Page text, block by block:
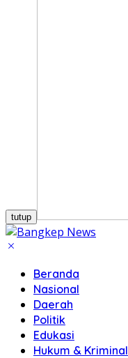
tutup
Beranda
Nasional
Daerah
Politik
Edukasi
Hukum & Kriminal